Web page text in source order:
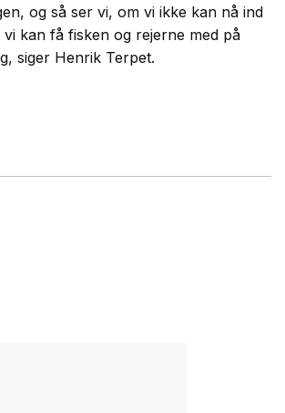
og så ser vi, om vi ikke kan nå ind
vi kan få fisken og rejerne med på
siger Henrik Terpet.